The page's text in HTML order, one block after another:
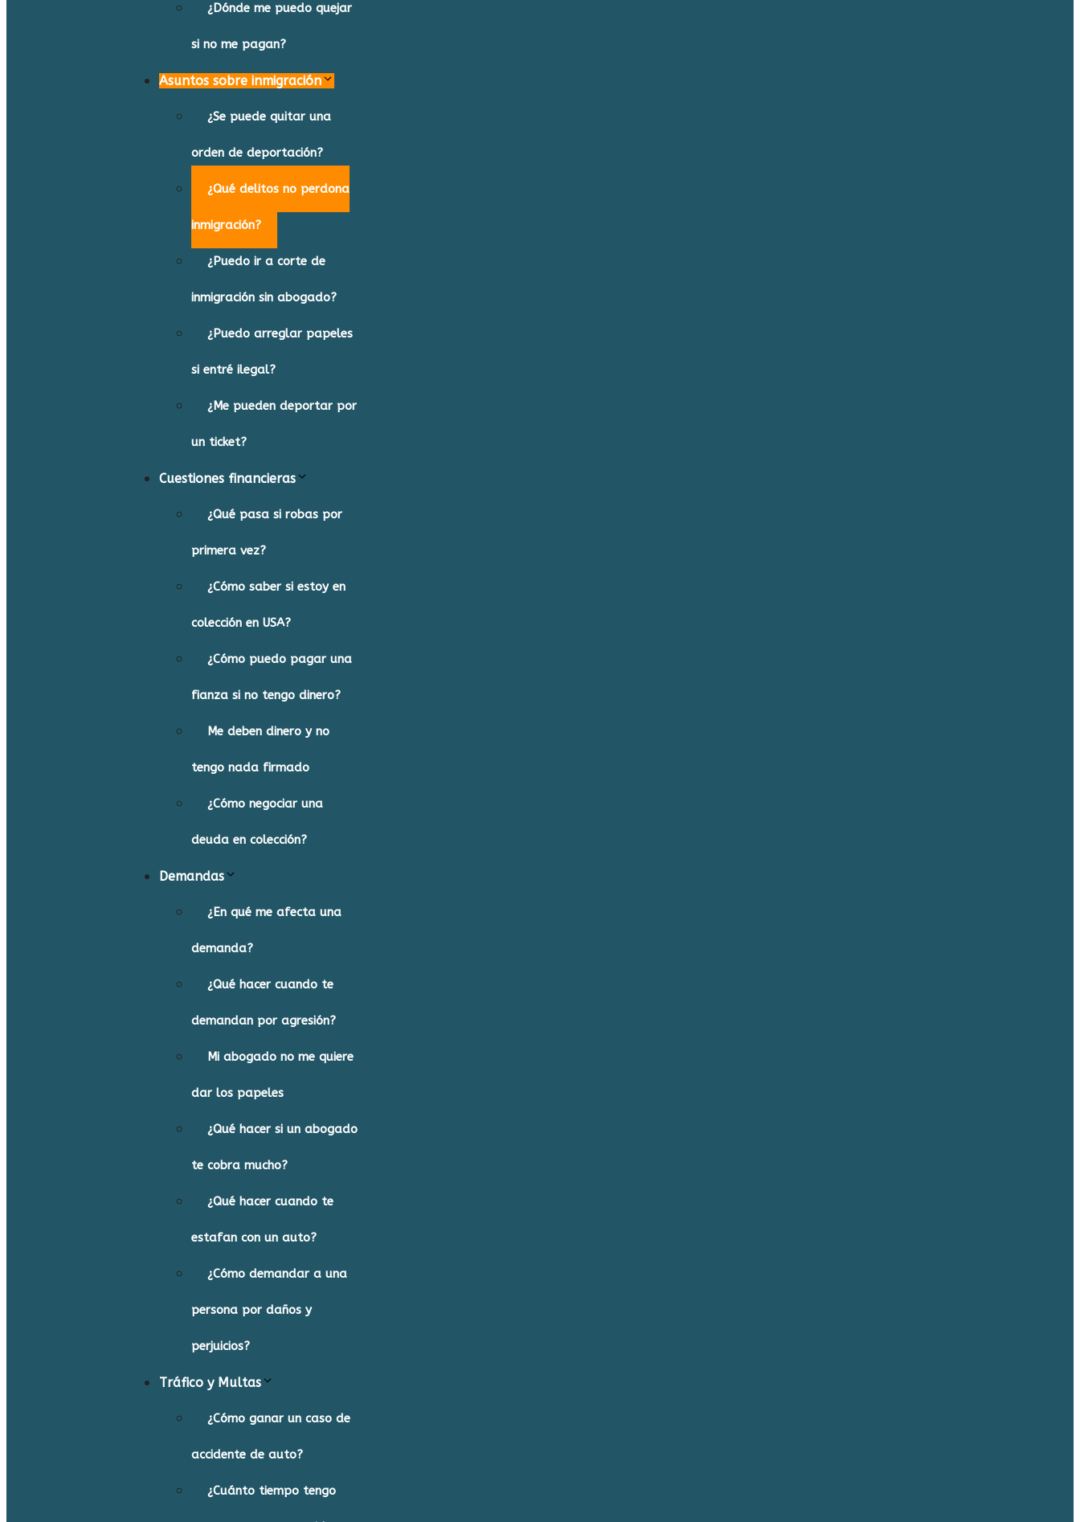
¿Dónde me puedo quejar
si no me pagan?
Asuntos sobre inmigración
¿Se puede quitar una
orden de deportación?
¿Qué delitos no perdona
inmigración?
¿Puedo ir a corte de
inmigración sin abogado?
¿Puedo arreglar papeles
si entré ilegal?
¿Me pueden deportar por
un ticket?
Cuestiones financieras
¿Qué pasa si robas por
primera vez?
¿Cómo saber si estoy en
colección en USA?
¿Cómo puedo pagar una
fianza si no tengo dinero?
Me deben dinero y no
tengo nada firmado
¿Cómo negociar una
deuda en colección?
Demandas
¿En qué me afecta una
demanda?
¿Qué hacer cuando te
demandan por agresión?
Mi abogado no me quiere
dar los papeles
¿Qué hacer si un abogado
te cobra mucho?
¿Qué hacer cuando te
estafan con un auto?
¿Cómo demandar a una
persona por daños y
perjuicios?
Tráfico y Multas
¿Cómo ganar un caso de
accidente de auto?
¿Cuánto tiempo tengo